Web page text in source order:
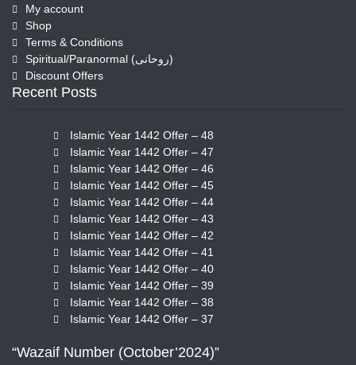
My account
Shop
Terms & Conditions
Spiritual/Paranormal (روحانی)
Discount Offers
Recent Posts
Islamic Year 1442 Offer – 48
Islamic Year 1442 Offer – 47
Islamic Year 1442 Offer – 46
Islamic Year 1442 Offer – 45
Islamic Year 1442 Offer – 44
Islamic Year 1442 Offer – 43
Islamic Year 1442 Offer – 42
Islamic Year 1442 Offer – 41
Islamic Year 1442 Offer – 40
Islamic Year 1442 Offer – 39
Islamic Year 1442 Offer – 38
Islamic Year 1442 Offer – 37
“Wazaif Number (October’2024)”